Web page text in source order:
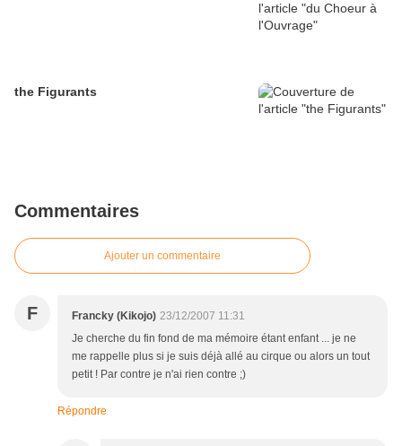
the Figurants
Commentaires
Ajouter un commentaire
F Francky (Kikojo) 23/12/2007 11:31
Je cherche du fin fond de ma mémoire étant enfant ... je ne
me rappelle plus si je suis déjà allé au cirque ou alors un tout
petit ! Par contre je n'ai rien contre ;)
Répondre